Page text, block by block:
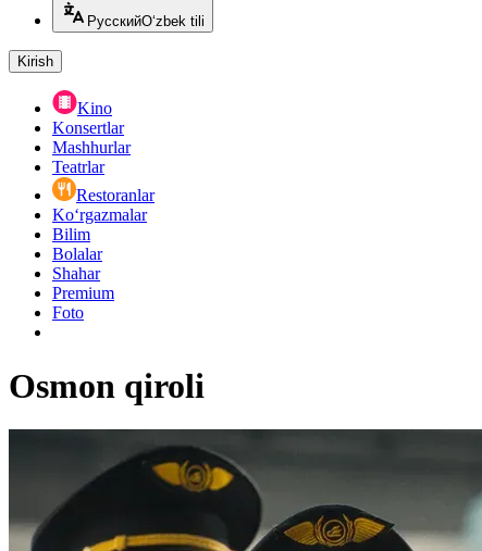
РусскийO‘zbek tili
Kirish
Kino
Konsertlar
Mashhurlar
Teatrlar
Restoranlar
Ko‘rgazmalar
Bilim
Bolalar
Shahar
Premium
Foto
Osmon qiroli